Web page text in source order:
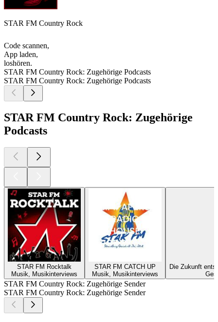
STAR FM Country Rock
Code scannen,
App laden,
loshören.
STAR FM Country Rock: Zugehörige Podcasts
STAR FM Country Rock: Zugehörige Podcasts
STAR FM Country Rock: Zugehörige
Podcasts
STAR FM Rocktalk
Musik, Musikinterviews
STAR FM CATCH UP
Musik, Musikinterviews
Die Zukunft
STAR FM Country Rock: Zugehörige Sender
STAR FM Country Rock: Zugehörige Sender